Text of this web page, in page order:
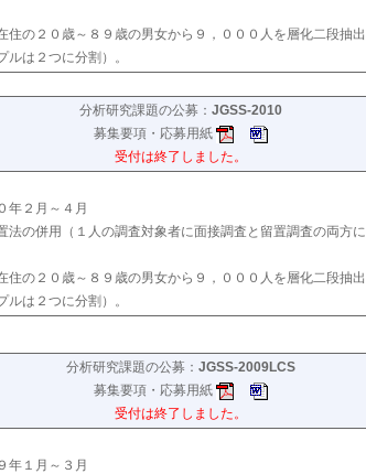
住の２０歳～８９歳の男女から９，０００人を層化二段抽
ルは２つに分割）。
分析研究課題の公募： JGSS-2010
募集要項・応募用紙
受付は終了しました。
年２月～４月
法の併用（１人の調査対象者に面接調査と留置調査の両方
住の２０歳～８９歳の男女から９，０００人を層化二段抽
ルは２つに分割）。
分析研究課題の公募： JGSS-2009LCS
募集要項・応募用紙
受付は終了しました。
年１月～３月